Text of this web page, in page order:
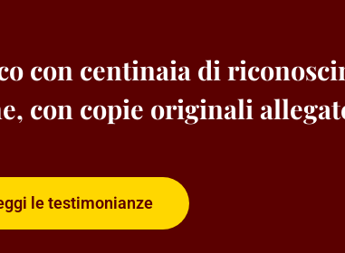
con centinaia di
con copie originali
le testimonianze